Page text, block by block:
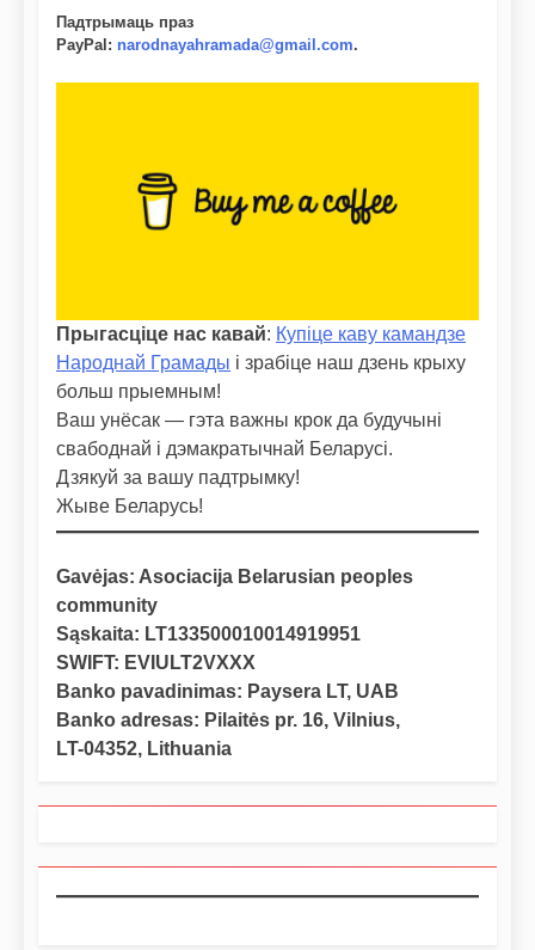
Падтрымаць праз
PayPal : narodnayahramada@gmail.com.
Прыгасціце нас кавай: Купіце каву камандзе
Народнай Грамады і зрабіце наш дзень крыху
больш прыемным!
Ваш унёсак — гэта важны крок да будучыні
свабоднай і дэмакратычнай Беларусі.
Дзякуй за вашу падтрымку!
Жыве Беларусь!
Gavėjas: Asociacija Belarusian peoples
community
Sąskaita: LT133500010014919951
SWIFT: EVIULT2VXXX
Banko pavadinimas: Paysera LT, UAB
Banko adresas: Pilaitės pr. 16, Vilnius,
LT-04352, Lithuania